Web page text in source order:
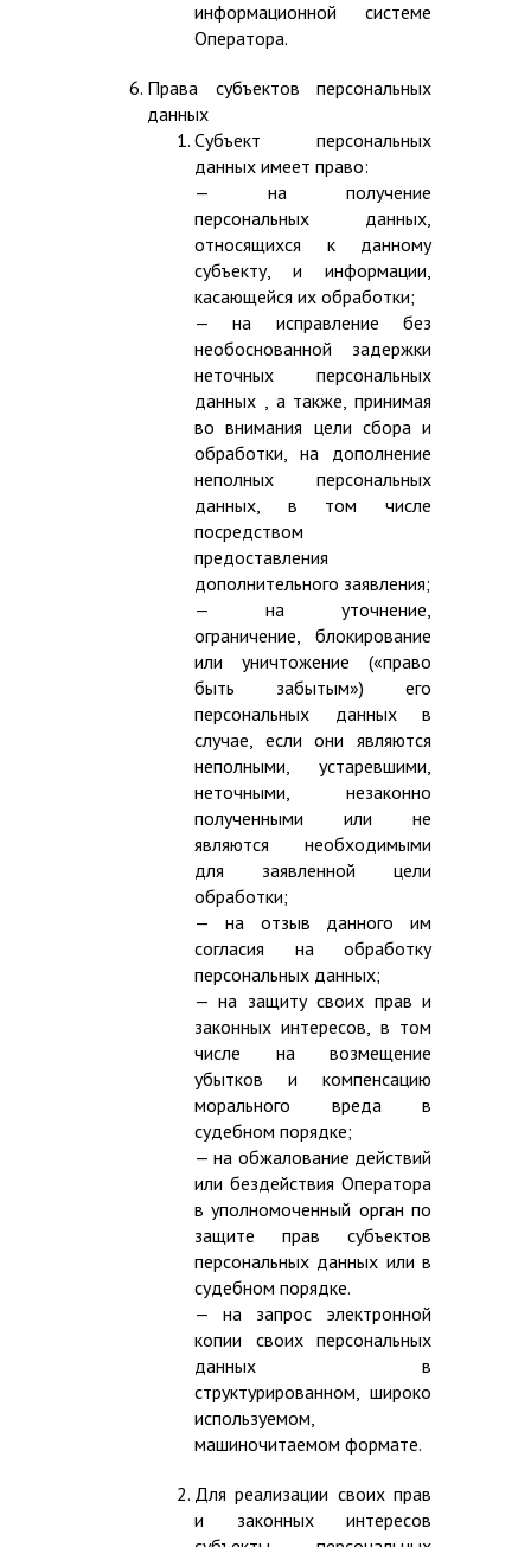
информационной системе
Оператора.
Права субъектов персональных
данных
Субъект персональных
данных имеет право:
— на получение
персональных данных,
относящихся к данному
субъекту, и информации,
касающейся их обработки;
— на исправление без
необоснованной задержки
неточных персональных
данных , а также, принимая
во внимания цели сбора и
обработки, на дополнение
неполных персональных
данных, в том числе
посредством
предоставления
дополнительного заявления;
— на уточнение,
ограничение, блокирование
или уничтожение («право
быть забытым») его
персональных данных в
случае, если они являются
неполными, устаревшими,
неточными, незаконно
полученными или не
являются необходимыми
для заявленной цели
обработки;
— на отзыв данного им
согласия на обработку
персональных данных;
— на защиту своих прав и
законных интересов, в том
числе на возмещение
убытков и компенсацию
морального вреда в
судебном порядке;
— на обжалование действий
или бездействия Оператора
в уполномоченный орган по
защите прав субъектов
персональных данных или в
судебном порядке.
— на запрос электронной
копии своих персональных
данных в
структурированном, широко
используемом,
машиночитаемом формате.
Для реализации своих прав
и законных интересов